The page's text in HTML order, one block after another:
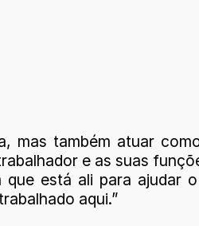
mas também atuar
e as suas
está ali para ajudar
aqui.”